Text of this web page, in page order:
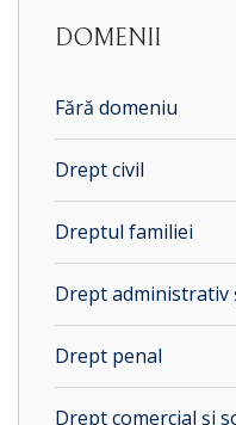
DOMENII
Fără domeniu
Drept civil
Dreptul familiei
Drept administrativ
Drept penal
Drept comercial și